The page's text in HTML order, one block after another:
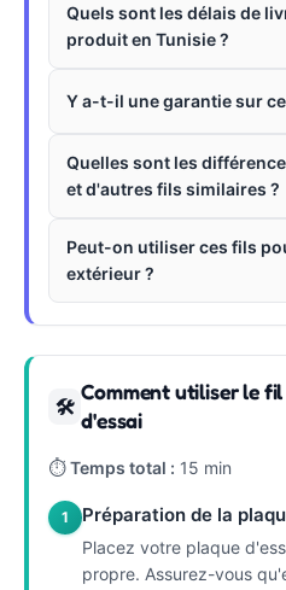
Quels sont les délais de
produit en Tunisie ?
Y a-t-il une garantie sur
Quelles sont les
et d'autres fils similaires ?
Peut-on utiliser ces fils
extérieur ?
🛠
Comment utiliser le
d'essai
⏱Temps total : 15 min
1 Préparation de la
Placez votre plaque
propre. Assurez-vous